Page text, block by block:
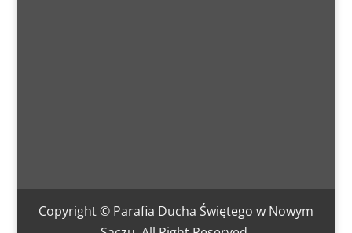
Copyright © Parafia Ducha Świętego w Nowym